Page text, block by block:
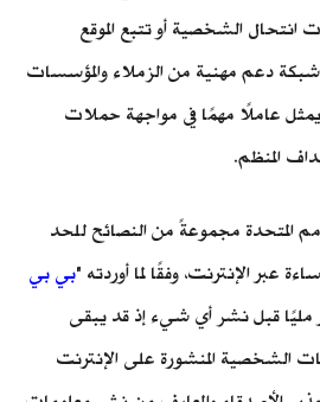
انتحال الشخصية أو تتبع الموقع
دعم مهنية من الزملاء والمؤسسات
عاملًا مهمًا في مواجهة حملات
المنظم.
المتحدة مجموعةً من النصائح للحد
عبر الإنترنت، وفقًا لما أوردته "بي بي
مليًا قبل نشر أي شيء إذ قد يبقى
الشخصية المنشورة على الإنترنت